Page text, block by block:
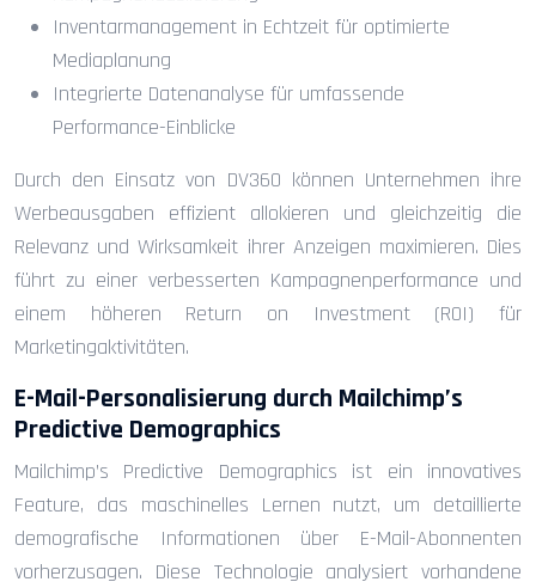
Inventarmanagement in Echtzeit für optimierte
Mediaplanung
Integrierte Datenanalyse für umfassende
Performance-Einblicke
Durch den Einsatz von DV360 können Unternehmen ihre
Werbeausgaben effizient allokieren und gleichzeitig die
Relevanz und Wirksamkeit ihrer Anzeigen maximieren. Dies
führt zu einer verbesserten Kampagnenperformance und
einem höheren Return on Investment (ROI) für
Marketingaktivitäten.
E-Mail-Personalisierung durch Mailchimp’s
Predictive Demographics
Mailchimp’s Predictive Demographics ist ein innovatives
Feature, das maschinelles Lernen nutzt, um detaillierte
demografische Informationen über E-Mail-Abonnenten
vorherzusagen. Diese Technologie analysiert vorhandene